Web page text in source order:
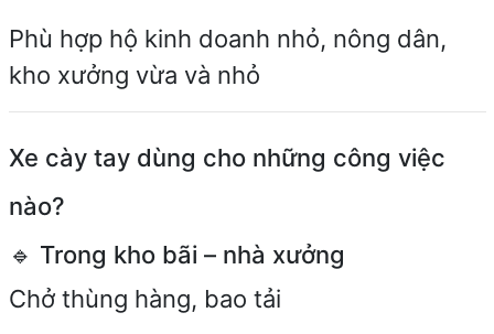
Phù hợp hộ kinh doanh nhỏ, nông dân,
kho xưởng vừa và nhỏ
Xe cày tay dùng cho những công việc
nào?
🔹 Trong kho bãi – nhà xưởng
Chở thùng hàng, bao tải